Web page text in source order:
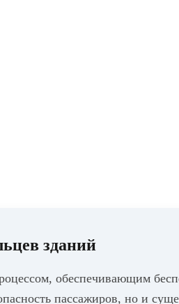
зданий
обеспечивающим
пассажиров, но и